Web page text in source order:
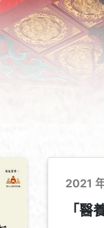
2021
「